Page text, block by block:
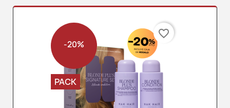
-20%
PACK
favorite_border